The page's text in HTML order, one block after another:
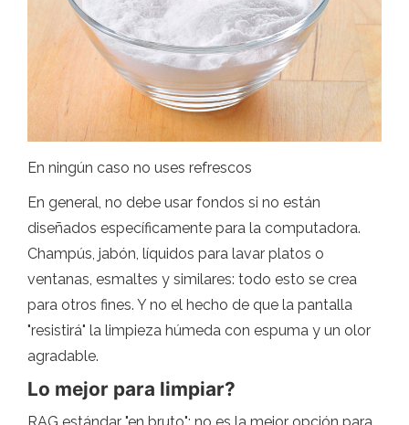
En ningún caso no uses refrescos
En general, no debe usar fondos si no están
diseñados específicamente para la computadora.
Champús, jabón, líquidos para lavar platos o
ventanas, esmaltes y similares: todo esto se crea
para otros fines. Y no el hecho de que la pantalla
"resistirá" la limpieza húmeda con espuma y un olor
agradable.
Lo mejor para limpiar?